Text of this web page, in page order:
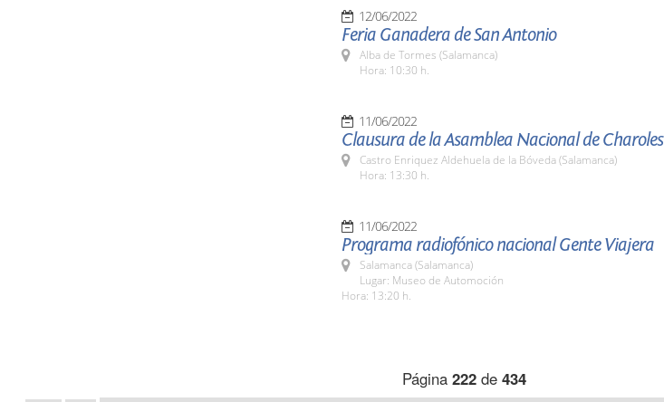
12/06/2022
Feria Ganadera de San Antonio
Alba de Tormes (Salamanca)
Hora: 10:30 h.
11/06/2022
Clausura de la Asamblea Nacional de Charoles
Castro Enriquez Aldehuela de la Bóveda (Salamanca)
Hora: 13:30 h.
11/06/2022
Programa radiofónico nacional Gente Viajera
Salamanca (Salamanca)
Lugar: Museo de Automoción
Hora: 13:20 h.
Página 222de 434